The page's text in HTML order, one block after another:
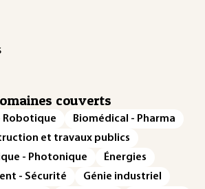
couverts
Biomédical - Pharma
et travaux publics
- Photonique
Énergies
- Sécurité
Génie industriel